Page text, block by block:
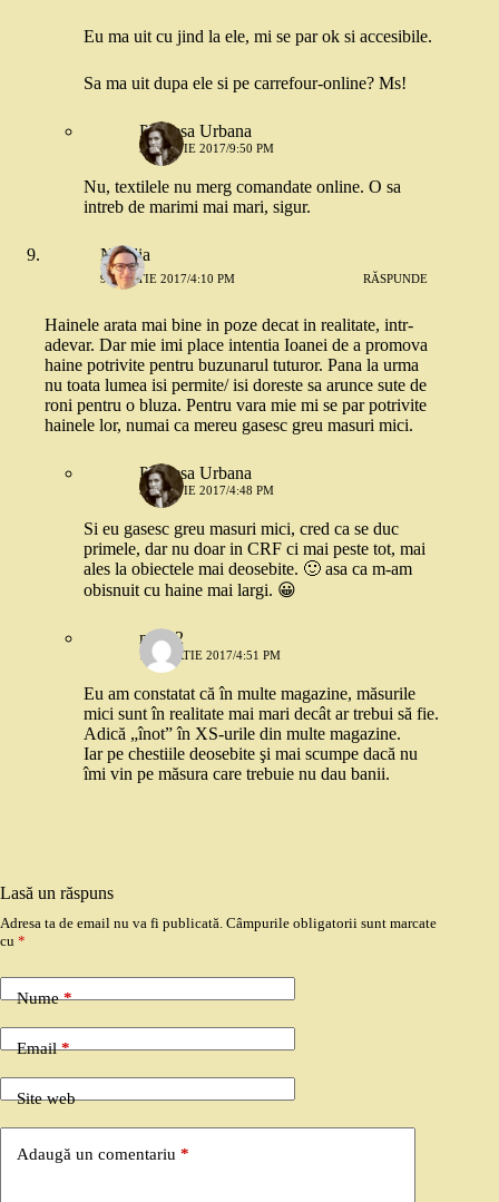
Eu ma uit cu jind la ele, mi se par ok si accesibile.
Sa ma uit dupa ele si pe carrefour-online? Ms!
Printesa Urbana
9 MARTIE 2017/9:50 PM
Nu, textilele nu merg comandate online. O sa
intreb de marimi mai mari, sigur.
Natalia
9 MARTIE 2017/4:10 PM RĂSPUNDE
Hainele arata mai bine in poze decat in realitate, intr-
adevar. Dar mie imi place intentia Ioanei de a promova
haine potrivite pentru buzunarul tuturor. Pana la urma
nu toata lumea isi permite/ isi doreste sa arunce sute de
roni pentru o bluza. Pentru vara mie mi se par potrivite
hainele lor, numai ca mereu gasesc greu masuri mici.
Printesa Urbana
9 MARTIE 2017/4:48 PM
Si eu gasesc greu masuri mici, cred ca se duc
primele, dar nu doar in CRF ci mai peste tot, mai
ales la obiectele mai deosebite. 🙂 asa ca m-am
obisnuit cu haine mai largi. 😀
mira 2
10 MARTIE 2017/4:51 PM
Eu am constatat că în multe magazine, măsurile
mici sunt în realitate mai mari decât ar trebui să fie.
Adică „înot” în XS-urile din multe magazine.
Iar pe chestiile deosebite şi mai scumpe dacă nu
îmi vin pe măsura care trebuie nu dau banii.
Lasă un răspuns
Adresa ta de email nu va fi publicată. Câmpurile obligatorii sunt marcate
cu *
Nume*
Email*
Site web
Adaugă un comentariu *